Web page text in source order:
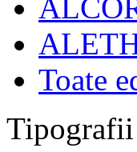
Toate
Tipografii